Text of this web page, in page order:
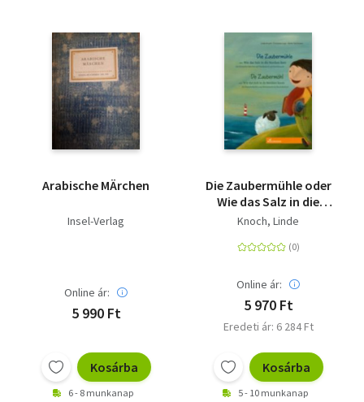
Arabische MÄrchen
Insel-Verlag
Online ár:
5 990 Ft
Kosárba
6 - 8 munkanap
Die Zaubermühle oder
Wie das Salz in die
Nordsee kam / De
dat Solt in de Nordsee
Märchen auf
Plattdeutsch und
Hochdeutsch / Een
freesch Määrken oop
Hoochdüütsch
Knoch, Linde
Online ár:
5 970 Ft
Eredeti ár: 6 284 Ft
Kosárba
5 - 10 munkanap